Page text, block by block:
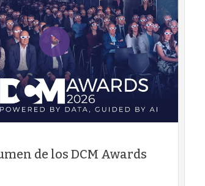
de los DCM Awards